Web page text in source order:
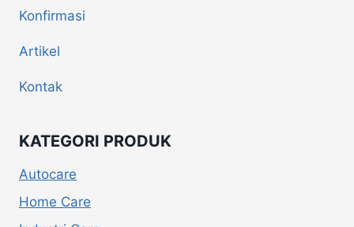
Konfirmasi
Artikel
Kontak
KATEGORI PRODUK
Autocare
Home Care